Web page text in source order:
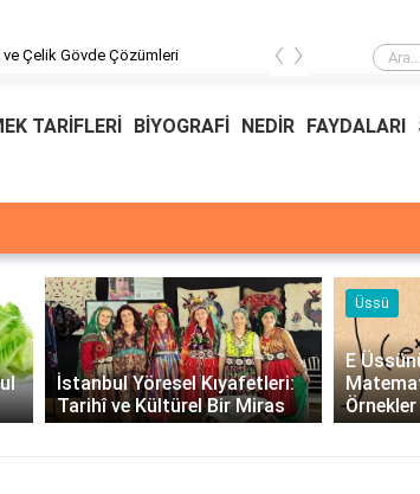
ve Çelik Gövde Çözümleri Ödeal
‹ ›
TARİFLERİ BİYOGRAFİ NEDİR FAYDALARI
Üssü
E Üssünün İntegrali -
Matematiksel Çözüm ve
Örnekler
Örnekleri
Etkili